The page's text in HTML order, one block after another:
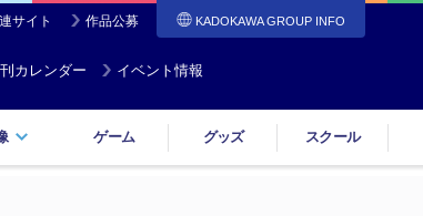
サイト 作品公募 KADOKAWA GROUP INFO
カレンダー イベント情報
ゲーム グッズ スクール